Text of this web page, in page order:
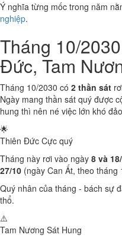
Ý nghĩa từng mốc trong năm
nghiệp.
Tháng 10/
Đức, Tam
Tháng 10/2030 có 2 thần sát
Ngày mang thần sát quý được
hung thì nên né việc lớn khó
🌟
Thiên Đức Cực quý
Tháng này rơi vào ngày 8 và
27/10 (ngày Can Ất, theo tháng
Quý nhân của tháng - bách sự
thổ.
⚠️
Tam Nương Sát Hung